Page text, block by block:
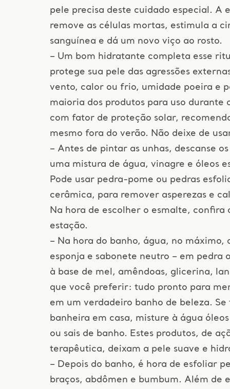
pele precisa deste cuidado especial. A
remove as células mortas, estimula a
sanguínea e dá um novo viço ao rosto.
– Um bom hidratante completa esse
protege sua pele das agressões
vento, calor ou frio, umidade poeira e
maioria dos produtos para uso durante
com fator de proteção solar,
mesmo fora do verão. Não deixe de
– Antes de pintar as unhas, descanse
uma mistura de água, vinagre e óleos
Pode usar pedra-pome ou pedras
cerâmica, para remover asperezas e
Na hora de escolher o esmalte, confira
estação.
– Na hora do banho, água, no máximo,
esponja e sabonete neutro – em pedra
à base de mel, amêndoas, glicerina,
que você preferir: tudo pronto para
em um verdadeiro banho de beleza. Se
banheira em casa, misture à água
ou sais de banho. Estes produtos, de
terapêutica, deixam a pele suave e
– Depois do banho, é hora de esfoliar
braços, abdômen e bumbum. Além de